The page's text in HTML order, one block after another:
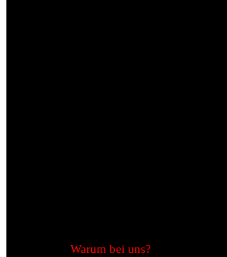
Warum bei uns?